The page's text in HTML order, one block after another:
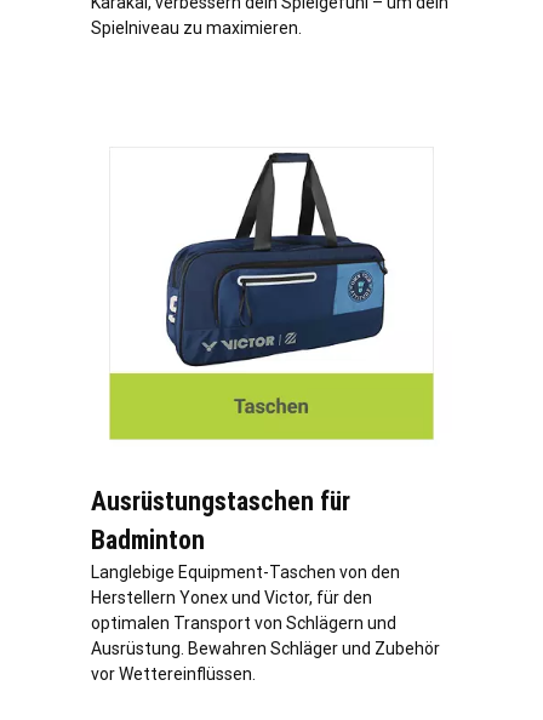
Spielniveau zu maximieren.
Ausrüstungstaschen für
Badminton
Langlebige Equipment-Taschen von den
Herstellern Yonex und Victor, für den
optimalen Transport von Schlägern und
Ausrüstung. Bewahren Schläger und Zubehör
vor Wettereinflüssen.